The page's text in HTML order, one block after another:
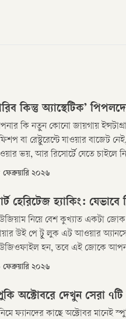
কিন্তু অ্যাস্থেটিক’
কি নতুন কোনো জায়গায়
বা রেস্টুরেন্টে যাওয়ার বাজেট
ভয়, আর রিসোর্টে যেতে চাইলে
ফেব্রুয়ারি ২০২৬
হেরিটেজ হ্যাকিং:
নিয়ে বেশ কুখ্যাত একটা
উই পে টু লুক এট আওয়ার অ্যানসেস্টরস ট্র্যাশ।' তবে
হন, তবে এই জোকে
ফেব্রুয়ারি ২০২৬
অক্টোবরে দেখুন সেরা
ফ্যানদের কাছে অক্টোবর মানেই